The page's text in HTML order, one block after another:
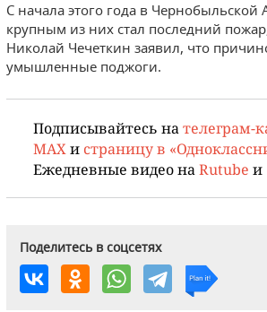
С начала этого года в
крупным из них стал последний
Николай Чечеткин заявил, что
умышленные поджоги.
Подписывайтесь на телеграм-
MAX и страницу в
Ежедневные видео на Rutube и
Поделитесь в соцсетях